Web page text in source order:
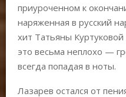
приуроченном к
наряженная в русский
хит Татьяны
это весьма неплохо —
всегда попадая в ноты.
Лазарев остался от